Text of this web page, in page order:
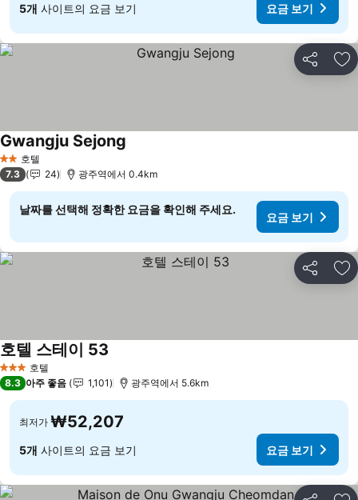
5개 사이트의 요금 보기 요금 보기
공유 즐
2 성급호텔
Gwangju Sejong
7.3 24 광주역에서 0.4km
날짜를 선택해 정확한 요금을 확인해 주세요.
요금 보기
공유 즐
3 성급 호텔
호텔 스테이 53
8.3 아주 좋음 1,101 광주역에서 5.6km
최저가 ₩52,207
5개 사이트의 요금 보기 요금 보기